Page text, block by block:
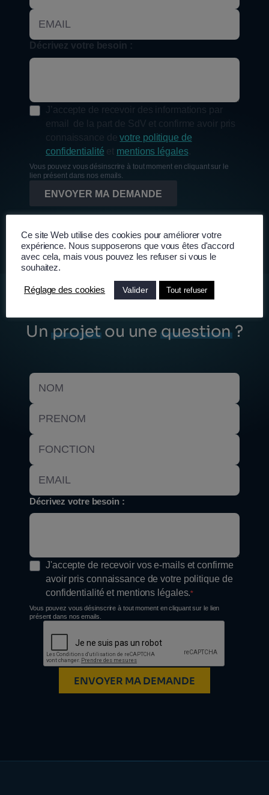
Décrivez votre besoin :
J’accepte de recevoir des informations par
email de la part de SdV et confirme avoir pris
connaissance devotre politique de
confidentialité et mentions légales.
Vous pouvez vous désinscrire à tout moment en cliquant sur le
lien présent dans nos emails.
ENVOYER MA DEMANDE
Unprojetou unequestion?
Décrivez votre besoin :
J'accepte de recevoir vos e-mails et confirme
avoir pris connaissance de votre politique de
confidentialité et mentions légales.
Vous pouvez vous désinscrire à tout moment en cliquant sur le lien
présent dans nos emails.
ENVOYER MA DEMANDE
Ce site Web utilise des cookies pour améliorer votre
expérience. Nous supposerons que vous êtes d'accord
avec cela, mais vous pouvez les refuser si vous le
souhaitez.
Réglage des cookies Valider Tout refuser